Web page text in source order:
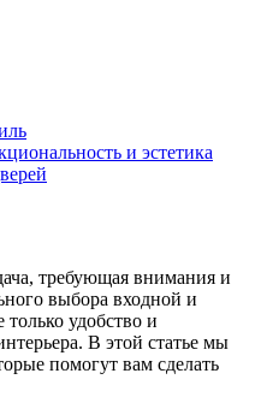
и эстетика
требующая внимания и
выбора входной и
удобство и
В этой статье мы
помогут вам сделать